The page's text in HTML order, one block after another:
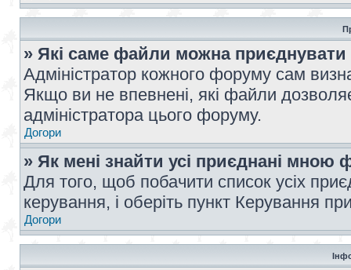
» Які саме файли можна
Адміністратор кожного форуму сам
Якщо ви не впевнені, які файли
адміністратора цього форуму.
Догори
» Як мені знайти усі приєднані мною
Для того, щоб побачити список усіх
керування, і оберіть пункт Керування
Догори